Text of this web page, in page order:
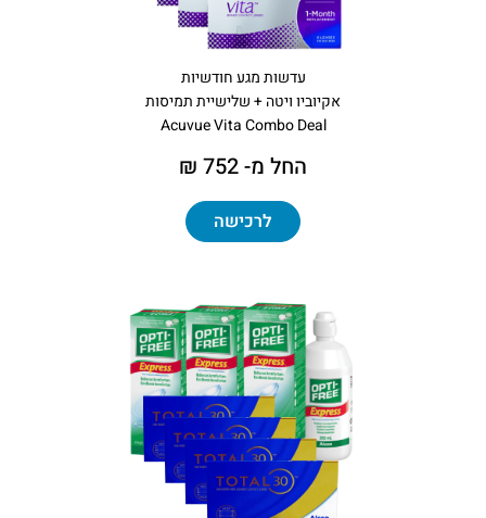
עדשות מגע חודשיות
אקיוביו ויטה + שלישיית תמיסות
Acuvue Vita Combo Deal
החל מ- 752 ₪
לרכישה